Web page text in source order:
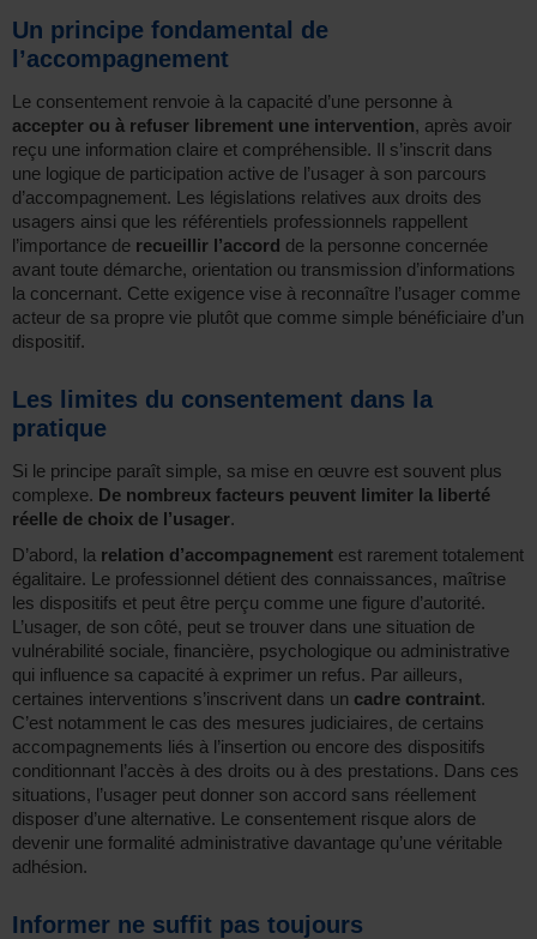
Un principe fondamental de
l’accompagnement
Le consentement renvoie à la capacité d’une personne à
accepter ou à refuser librement une intervention, après avoir
reçu une information claire et compréhensible. Il s’inscrit dans
une logique de participation active de l’usager à son parcours
d’accompagnement. Les législations relatives aux droits des
usagers ainsi que les référentiels professionnels rappellent
l’importance de recueillir l’accord de la personne concernée
avant toute démarche, orientation ou transmission d’informations
la concernant. Cette exigence vise à reconnaître l’usager comme
acteur de sa propre vie plutôt que comme simple bénéficiaire d’un
dispositif.
Les limites du consentement dans la
pratique
Si le principe paraît simple, sa mise en œuvre est souvent plus
complexe. De nombreux facteurs peuvent limiter la liberté
réelle de choix de l’usager.
D’abord, la relation d’accompagnement est rarement totalement
égalitaire. Le professionnel détient des connaissances, maîtrise
les dispositifs et peut être perçu comme une figure d’autorité.
L’usager, de son côté, peut se trouver dans une situation de
vulnérabilité sociale, financière, psychologique ou administrative
qui influence sa capacité à exprimer un refus. Par ailleurs,
certaines interventions s’inscrivent dans un cadre contraint.
C’est notamment le cas des mesures judiciaires, de certains
accompagnements liés à l’insertion ou encore des dispositifs
conditionnant l’accès à des droits ou à des prestations. Dans ces
situations, l’usager peut donner son accord sans réellement
disposer d’une alternative. Le consentement risque alors de
devenir une formalité administrative davantage qu’une véritable
adhésion.
Informer ne suffit pas toujours